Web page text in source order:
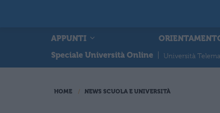
APPUNTI
Speciale Università Online
Università
HOME NEWS SCUOLA E UNIVERSITÀ